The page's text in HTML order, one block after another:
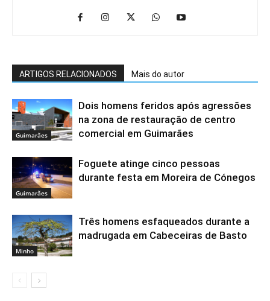
ARTIGOS RELACIONADOS Mais do autor
Guimarães
Dois homens feridos após agressões
na zona de restauração de centro
comercial em Guimarães
Guimarães
Foguete atinge cinco pessoas
durante festa em Moreira de Cónegos
Minho
Três homens esfaqueados durante a
madrugada em Cabeceiras de Basto